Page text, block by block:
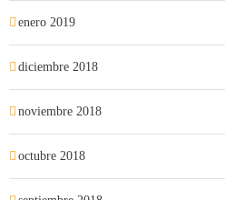
enero 2019
diciembre 2018
noviembre 2018
octubre 2018